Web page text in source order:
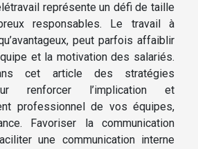
représente un défi de taille
responsables. Le travail à
peut parfois affaiblir
et la motivation des salariés.
cet article des stratégies
renforcer l’implication et
professionnel de vos équipes,
Favoriser la communication
une communication interne